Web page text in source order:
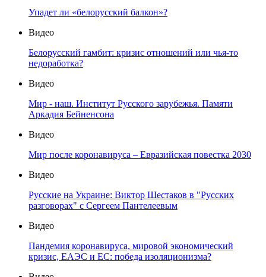
Упадет ли «белорусский балкон»?
Видео
Белорусский гамбит: кризис отношений или чья-то
недоработка?
Видео
Мир - наш. Институт Русского зарубежья. Памяти
Аркадия Бейненсона
Видео
Мир после коронавируса – Евразийская повестка 2030
Видео
Русские на Украине: Виктор Шестаков в "Русских
разговорах" с Сергеем Пантелеевым
Видео
Пандемия коронавируса, мировой экономический
кризис, ЕАЭС и ЕС: победа изоляционизма?